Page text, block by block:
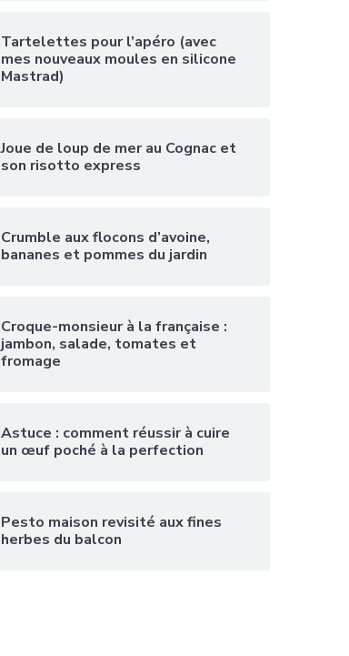
Tartelettes pour l’apéro (avec
mes nouveaux moules en silicone
Mastrad)
Joue de loup de mer au Cognac et
son risotto express
Crumble aux flocons d’avoine,
bananes et pommes du jardin
Croque-monsieur à la française :
jambon, salade, tomates et
fromage
Astuce : comment réussir à cuire
un œuf poché à la perfection
Pesto maison revisité aux fines
herbes du balcon